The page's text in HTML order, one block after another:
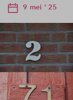
9 mei ' 25